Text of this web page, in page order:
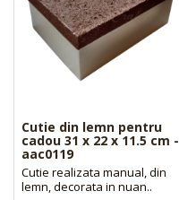
Cutie din lemn pentru
cadou 31 x 22 x 11.5 cm -
aac0119
Cutie realizata manual, din
lemn, decorata in nuan..